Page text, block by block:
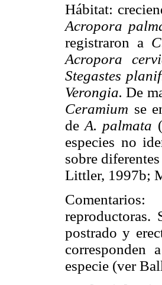
Hábitat:
Acropora
registraron a
Acropora
Stegastes
Verongia.De
Ceramium se
deA. palmata
especies no
sobre
Littler, 1997b;
postrado y
corresponden
especie (ver